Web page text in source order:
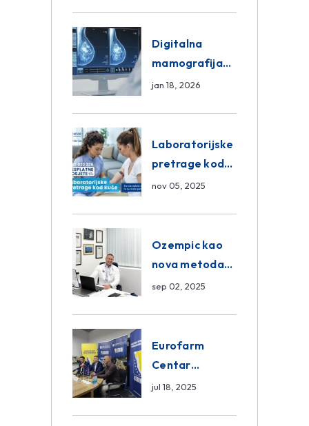
Group
Digitalna
mamografija
Sarajevo –
Centar
Poliklinika
jan 18, 2026
Laboratorijske
pretrage kod
kuće – novo u
Poliklinici
nov 05, 2025
Ozempic kao
nova metoda
mršavljenja: da
sep 02, 2025
Eurofarm
Centar
Poliklinika i
jul 18, 2025